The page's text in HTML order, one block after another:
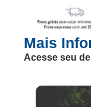
Mais
Acesse seu